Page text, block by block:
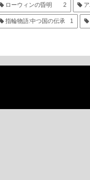
ローウィンの昏明 2
指輪物語:中つ国の伝承 1